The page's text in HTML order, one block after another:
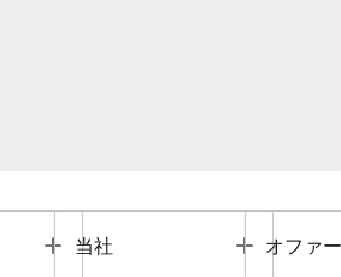
Toggle
当社 Toggle
オファー